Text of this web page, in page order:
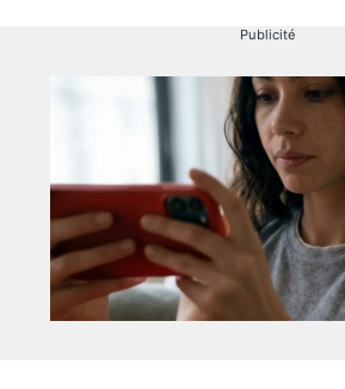
Publicité